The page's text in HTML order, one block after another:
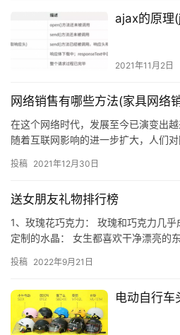
ajax的原理
2021年11月2日
网络销售有哪些方法(家具网络
在这个网络时代，发展至今已演变出
随着互联网影响的进一步扩大，人们
今网络营销最常用的10种方法，方法很
投稿 2021年12月30日
送女朋友礼物排行榜
1、玫瑰花巧克力： 玫瑰和巧克力几
定制的水晶： 女生都喜欢干净漂亮的
投稿 2022年9月21日
电动自行车